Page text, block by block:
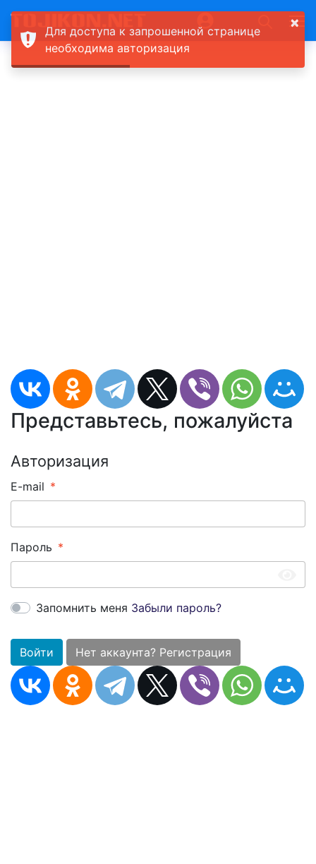
Представьтесь, пожалуйста
Авторизация
E-mail
Пароль
Запомнить меня Забыли пароль?
Войти Нет аккаунта? Регистрация
×
Для доступа к запрошенной странице
необходима авторизация